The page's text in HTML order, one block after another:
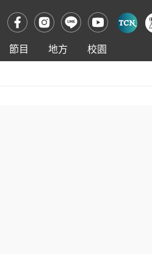
節目 地方
校園